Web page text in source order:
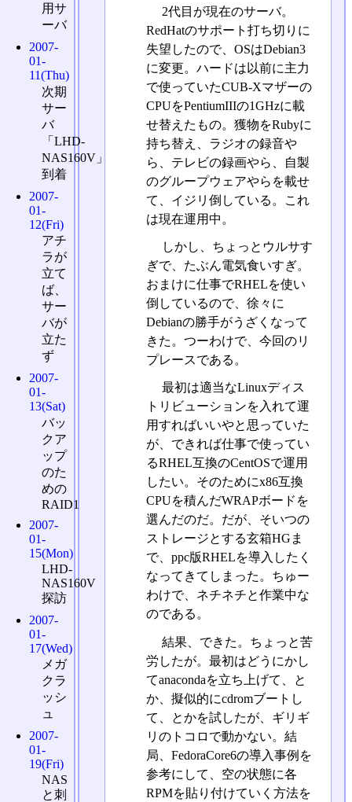
2代目が現在のサーバ。
RedHatのサポート打ち切りに
失望したので、OSはDebian3
に変更。ハードは以前に主力
で使っていたCUB-Xマザーの
CPUをPentiumIIIの1GHzに載
せ替えたもの。獲物をRubyに
持ち替え、ラジオの録音や
ら、テレビの録画やら、自製
のグループウェアやらを載せ
て、イジリ倒している。これ
は現在運用中。
しかし、ちょっとウルサす
ぎで、たぶん電気食いすぎ。
おまけに仕事でRHELを使い
倒しているので、徐々に
Debianの勝手がうざくなって
きた。つーわけで、今回のリ
プレースである。
最初は適当なLinuxディス
トリビューションを入れて運
用すればいいやと思っていた
が、できれば仕事で使ってい
るRHEL互換のCentOSで運用
したい。そのためにx86互換
CPUを積んだWRAPボードを
選んだのだ。だが、そいつの
ストレージとする玄箱HGま
で、ppc版RHELを導入したく
なってきてしまった。ちゅー
わけで、ネチネチと作業中な
のである。
結果、できた。ちょっと苦
労したが。最初はどうにかし
てanacondaを立ち上げて、と
か、擬似的にcdromブートし
て、とかを試したが、ギリギ
リのトコロで動かない。結
局、FedoraCore6の導入事例を
参考にして、空の状態に各
RPMを貼り付けていく方法を
用サ
ーバ
2007-
01-
11(Thu)
次期
サー
バ
「LHD-
NAS160V」
到着
2007-
01-
12(Fri)
アチ
ラが
立て
ば、
サー
バが
立た
ず
2007-
01-
13(Sat)
バッ
クア
ップ
のた
めの
RAID1
2007-
01-
15(Mon)
LHD-
NAS160V
探訪
2007-
01-
17(Wed)
メガ
クラ
ッシ
ュ
2007-
01-
19(Fri)
NAS
と刺